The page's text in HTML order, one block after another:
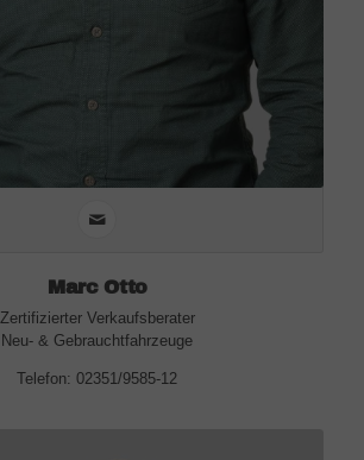
Marc Otto
Zertifizierter Verkaufsberater
Neu- & Gebrauchtfahrzeuge
Telefon: 02351/9585-12